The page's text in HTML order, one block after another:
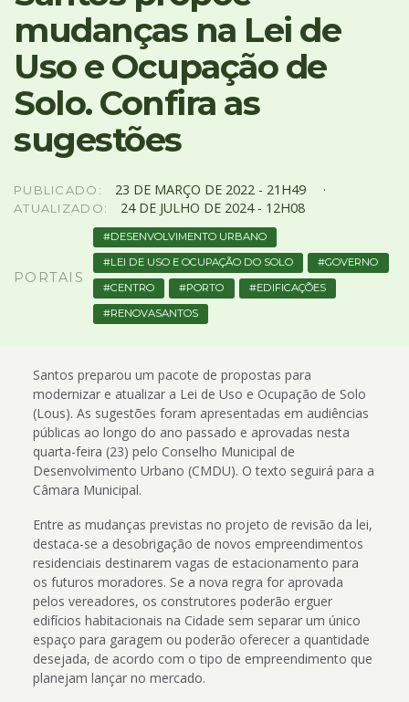
Acessibilidade
mudanças na Lei de
Uso e Ocupação de
Solo. Confira as
sugestões
PUBLICADO: 23 DE MARÇO DE 2022 - 21H49
ATUALIZADO: 24 DE JULHO DE 2024 - 12H08
PORTAIS
DESENVOLVIMENTO URBANO
LEI DE USO E OCUPAÇÃO DO SOLO
GOVERNO
CENTRO
PORTO
EDIFICAÇÕES
RENOVASANTOS
Santos preparou um pacote de propostas para
modernizar e atualizar a Lei de Uso e Ocupação de Solo
(Lous). As sugestões foram apresentadas em audiências
públicas ao longo do ano passado e aprovadas nesta
quarta-feira (23) pelo Conselho Municipal de
Desenvolvimento Urbano (CMDU). O texto seguirá para a
Câmara Municipal.
Entre as mudanças previstas no projeto de revisão da lei,
destaca-se a desobrigação de novos empreendimentos
residenciais destinarem vagas de estacionamento para
os futuros moradores. Se a nova regra for aprovada
pelos vereadores, os construtores poderão erguer
edifícios habitacionais na Cidade sem separar um único
espaço para garagem ou poderão oferecer a quantidade
desejada, de acordo com o tipo de empreendimento que
planejam lançar no mercado.